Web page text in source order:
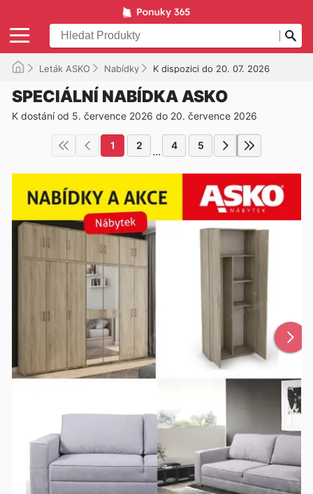
Leták ASKO Nabídky K dispozici do 20. 07. 2026
SPECIÁLNÍ NABÍDKA ASKO
K dostání od 5. července 2026 do 20. července 2026
1 2 ... 4 5